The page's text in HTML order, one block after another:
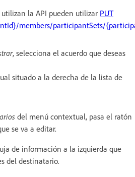
utilizan la API pueden utilizar PUT
members/participantSets/
, selecciona el acuerdo que deseas
situado a la derecha de la lista de
del menú contextual, pasa el ratón
se va a editar.
de información a la izquierda que
del destinatario.